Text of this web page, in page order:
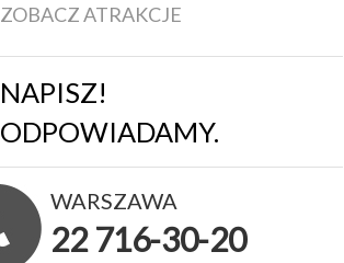
ZOBACZ ATRAKCJE
NAPISZ!
ODPOWIADAMY.
WARSZAWA
22 716-30-20